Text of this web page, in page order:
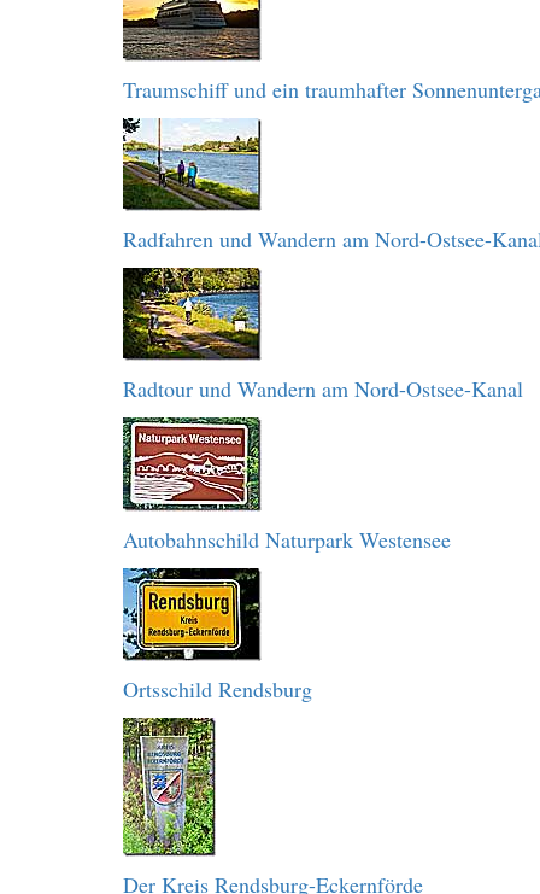
Traumschiff und ein traumhafter
Radfahren und Wandern am Nord-Ostsee-
Radtour und Wandern am Nord-Ostsee-Kanal
Autobahnschild Naturpark Westensee
Ortsschild Rendsburg
Der Kreis Rendsburg-Eckernförde